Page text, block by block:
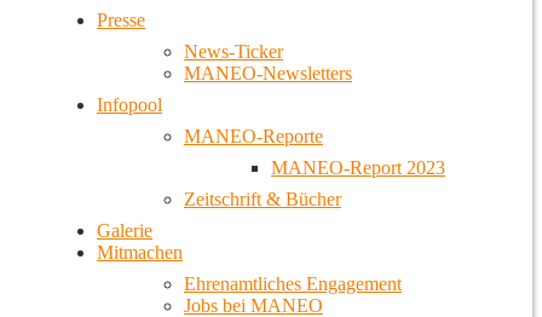
Presse
News-Ticker
MANEO-Newsletters
Infopool
MANEO-Reporte
MANEO-Report 2023
Zeitschrift & Bücher
Galerie
Mitmachen
Ehrenamtliches Engagement
Jobs bei MANEO